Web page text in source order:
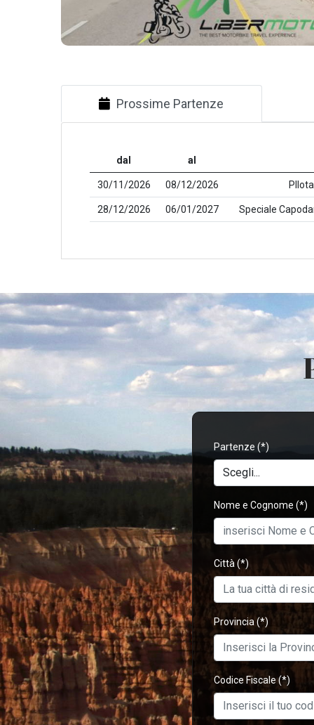
Prossime Partenze
dal al
30/11/2026 08/12/2026
28/12/2026 06/01/2027 Speciale
Partenze (*)
Nome e Cognome (*)
Città (*)
Provincia (*)
Codice Fiscale(*)